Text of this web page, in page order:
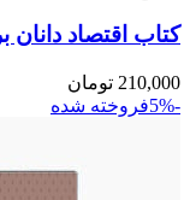
کتاب اقتصاد دانان
210,000 تومان
-5%
فروخته شده